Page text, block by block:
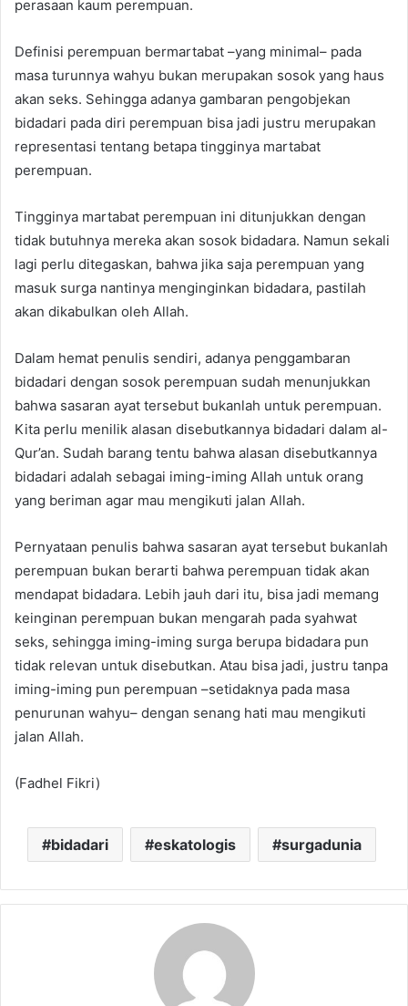
perasaan kaum perempuan.
Definisi perempuan bermartabat –yang minimal– pada
masa turunnya wahyu bukan merupakan sosok yang haus
akan seks. Sehingga adanya gambaran pengobjekan
bidadari pada diri perempuan bisa jadi justru merupakan
representasi tentang betapa tingginya martabat
perempuan.
Tingginya martabat perempuan ini ditunjukkan dengan
tidak butuhnya mereka akan sosok bidadara. Namun sekali
lagi perlu ditegaskan, bahwa jika saja perempuan yang
masuk surga nantinya menginginkan bidadara, pastilah
akan dikabulkan oleh Allah.
Dalam hemat penulis sendiri, adanya penggambaran
bidadari dengan sosok perempuan sudah menunjukkan
bahwa sasaran ayat tersebut bukanlah untuk perempuan.
Kita perlu menilik alasan disebutkannya bidadari dalam al-
Qur’an. Sudah barang tentu bahwa alasan disebutkannya
bidadari adalah sebagai iming-iming Allah untuk orang
yang beriman agar mau mengikuti jalan Allah.
Pernyataan penulis bahwa sasaran ayat tersebut bukanlah
perempuan bukan berarti bahwa perempuan tidak akan
mendapat bidadara. Lebih jauh dari itu, bisa jadi memang
keinginan perempuan bukan mengarah pada syahwat
seks, sehingga iming-iming surga berupa bidadara pun
tidak relevan untuk disebutkan. Atau bisa jadi, justru tanpa
iming-iming pun perempuan –setidaknya pada masa
penurunan wahyu– dengan senang hati mau mengikuti
jalan Allah.
(Fadhel Fikri)
bidadari eskatologis surgadunia